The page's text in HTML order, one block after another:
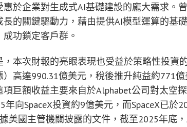
惠於企業對生成式AI基礎建設的龐大需求。
的關鍵驅動力，藉由提供AI模型運算的基
功鎖定客戶群。
，本次財報的亮眼表現也受益於策略性投資
高達990.31億美元，稅後推升純益約771
巨額收益主要來自於Alphabet公司對太空
年向SpaceX投資約9億美元，而SpaceX已於
據美國主管機關披露的文件，截至2025年底